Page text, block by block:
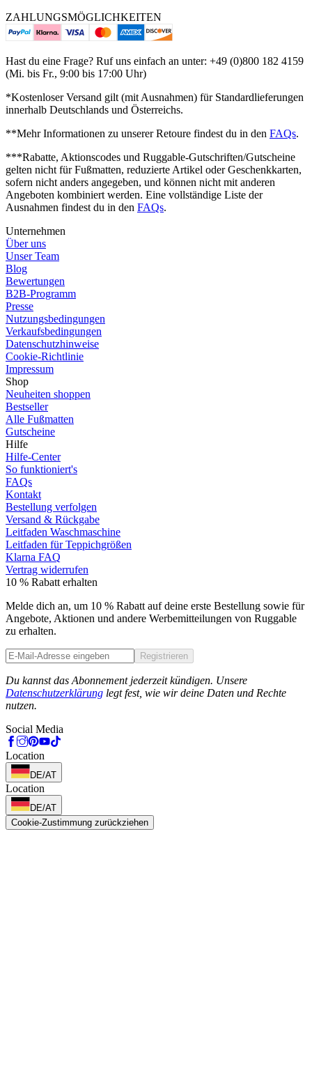
ZAHLUNGSMÖGLICHKEITEN
Hast du eine Frage? Ruf uns einfach an unter: +49 (0)800 182 4159
(Mi. bis Fr., 9:00 bis 17:00 Uhr)
*Kostenloser Versand gilt (mit Ausnahmen) für Standardlieferungen
innerhalb Deutschlands und Österreichs.
**Mehr Informationen zu unserer Retoure findest du in den FAQs.
***Rabatte, Aktionscodes und Ruggable-Gutschriften/Gutscheine
gelten nicht für Fußmatten, reduzierte Artikel oder Geschenkkarten,
sofern nicht anders angegeben, und können nicht mit anderen
Angeboten kombiniert werden. Eine vollständige Liste der
Ausnahmen findest du in den FAQs.
Unternehmen
Über uns
Unser Team
Blog
Bewertungen
B2B-Programm
Presse
Nutzungsbedingungen
Verkaufsbedingungen
Datenschutzhinweise
Cookie-Richtlinie
Impressum
Shop
Neuheiten shoppen
Bestseller
Alle Fußmatten
Gutscheine
Hilfe
Hilfe-Center
So funktioniert's
FAQs
Kontakt
Bestellung verfolgen
Versand & Rückgabe
Leitfaden Waschmaschine
Leitfaden für Teppichgrößen
Klarna FAQ
Vertrag widerrufen
10 % Rabatt erhalten
Melde dich an, um 10 % Rabatt auf deine erste Bestellung sowie für
Angebote, Aktionen und andere Werbemitteilungen von Ruggable
zu erhalten.
Registrieren
Du kannst das Abonnement jederzeit kündigen. Unsere
Datenschutzerklärung legt fest, wie wir deine Daten und Rechte
nutzen.
Social Media
Location
DE/AT
Location
DE/AT
Cookie-Zustimmung zurückziehen